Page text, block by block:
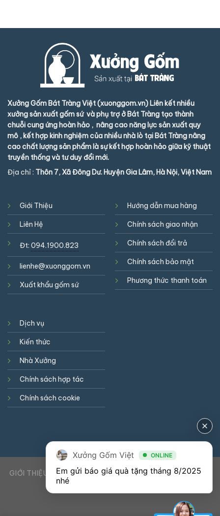
Xưởng Gốm Bát Tràng Việt (xuonggom.vn) Liên kết nhiều
xưởng sản xuất gốm sứ và phụ trợ ở Bát Tràng tạo thành
chuỗi cung ứng hoàn hảo , nâng cao năng lực sản xuất quy
mô , kết hợp kinh nghiệm của nhiều nhà lò tại Bát Tràng nâng
cao chất lượng sản phẩm là sự kết hợp hoàn hảo giữa kỹ thuật
truyền thống và tư duy đổi mới.
Địa chỉ : Thôn 7, Xã Đông Dư. Huyện Gia Lâm, Hà Nội, Việt Nam
Giới Thiệu
Liên Hệ
Đt: 094.1900.823
lienhe@xuonggom.vn
Xuất khẩu gốm sứ
Hướng dẫn mua hàng
Chính sách giao nhận
Chính sách đổi trả
Chính sách bảo mật
Phương thức thanh toán
Dịch vụ
Kiến thức
Nhà Xưởng
Chính sách hợp tác
Chính sách cookie
GIỚI THIỆU DỊCH VỤ KIẾN THỨC LIÊN HỆ 0941900823
Xưởng Gốm Việt ONLINE
Em gửi báo giá quà tặng tháng 8/2025
nhé